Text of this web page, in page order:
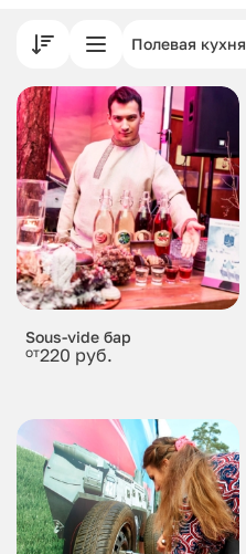
Полевая кухня
Sous-vide бар
от220 руб.